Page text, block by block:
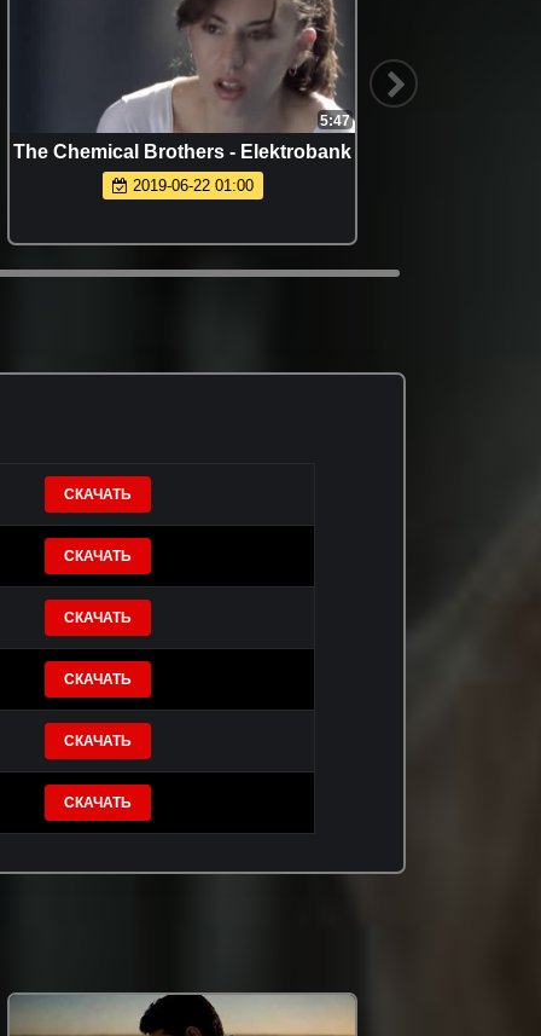
5:47
The Chemical Brothers - Elektrobank
2019-06-22 01:00
СКАЧАТЬ
СКАЧАТЬ
СКАЧАТЬ
СКАЧАТЬ
СКАЧАТЬ
СКАЧАТЬ